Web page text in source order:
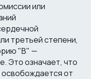
или
третьей степени,
"В" —
Это означает, что
освобождается от